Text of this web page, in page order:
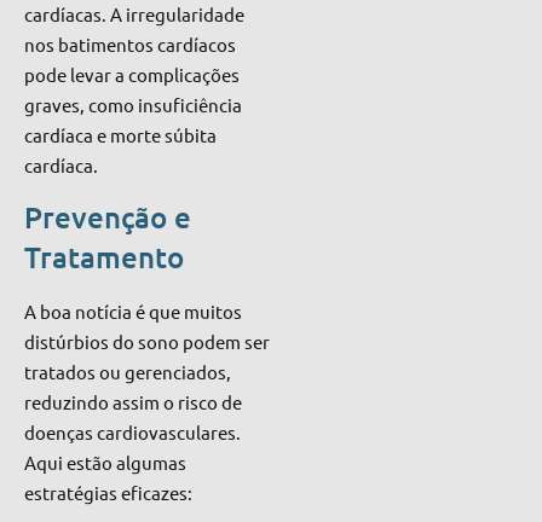
cardíacas. A irregularidade
nos batimentos cardíacos
pode levar a complicações
graves, como insuficiência
cardíaca e morte súbita
cardíaca.
Prevenção e
Tratamento
A boa notícia é que muitos
distúrbios do sono podem ser
tratados ou gerenciados,
reduzindo assim o risco de
doenças cardiovasculares.
Aqui estão algumas
estratégias eficazes: